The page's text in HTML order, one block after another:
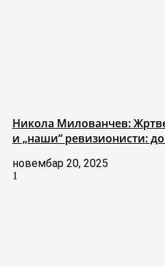
Никола Милованчев: Жртве
и „наши“ ревизионисти: до
новембар 20, 2025